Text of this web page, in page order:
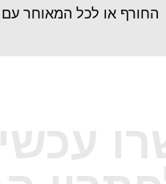
החורף או לכל המאוחר